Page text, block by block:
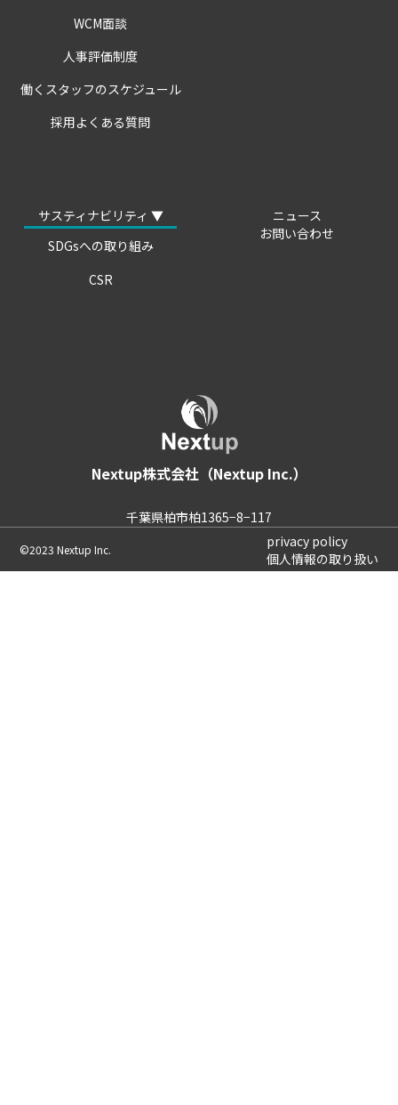
Nextup株式会社（Nextup Inc.）
千葉県柏市柏1365−8−117
WCM面談
人事評価制度
働くスタッフのスケジュール
採用よくある質問
サスティナビリティ ▼
SDGsへの取り組み
CSR
ニュース
お問い合わせ
©2023 Nextup Inc.
privacy policy
個人情報の取り扱い